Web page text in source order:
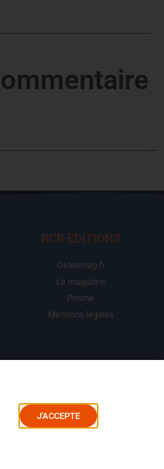
RCR EDITIONS
Osteomag.fr
Le magazine
Prisme
Mentions légales
Mes commandes
Mes abonnements
J'ACCEPTE